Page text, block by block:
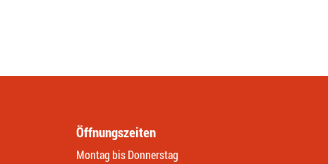
Öffnungszeiten
Montag bis Donnerstag